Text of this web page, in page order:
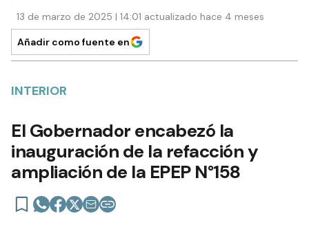
13 de marzo de 2025 | 14:01 actualizado hace 4 meses
Añadir como fuente en
INTERIOR
El Gobernador encabezó la
inauguración de la refacción y
ampliación de la EPEP N°158